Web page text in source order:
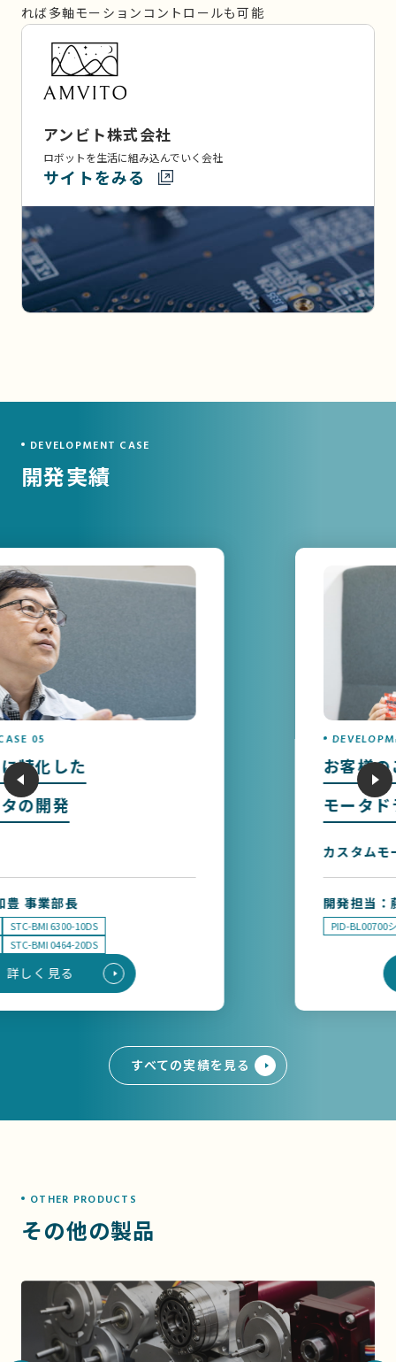
れば多軸モーションコントロールも可能
アンビト株式会社
ロボットを生活に組み込んでいく会社
サイトをみる
DEVELOPMENT CASE
開発実績
05
特化した
の開発
事業部長
BMI 6300-10DS
BMI 0464-20DS
しく見る
お客様の
モータド
カスタムモ
開発担当：
PID-BL00700シ
すべての実績を見る
OTHER PRODUCTS
その他の製品